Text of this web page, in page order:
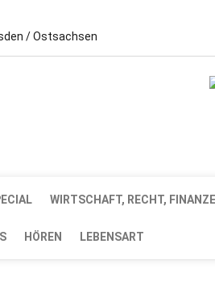
/ Ostsachsen
WIRTSCHAFT, RECHT,
HÖREN LEBENSART